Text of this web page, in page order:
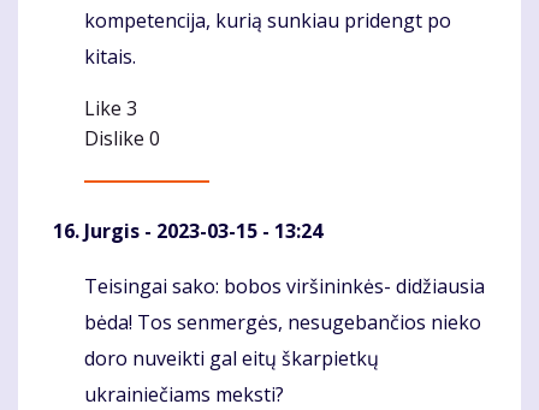
kompetencija, kurią sunkiau pridengt po
kitais.
Like 3
Dislike 0
Jurgis - 2023-03-15 - 13:24
Komentaras
Teisingai sako: bobos viršininkės- didžiausia
bėda! Tos senmergės, nesugebančios nieko
doro nuveikti gal eitų škarpietkų
ukrainiečiams meksti?